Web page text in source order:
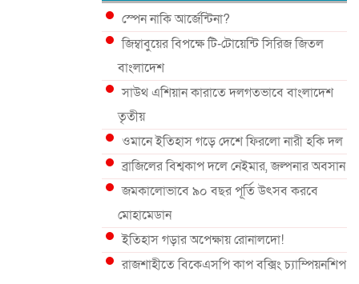
স্পেন নাকি আর্জেন্টিনা?
জিম্বাবুয়ের বিপক্ষে টি-টোয়েন্টি সিরিজ জিতল
বাংলাদেশ
সাউথ এশিয়ান কারাতে দলগতভাবে বাংলাদেশ
তৃতীয়
ওমানে ইতিহাস গড়ে দেশে ফিরলো নারী হকি দল
ব্রাজিলের বিশ্বকাপ দলে নেইমার, জল্পনার অবসান
জমকালোভাবে ৯০ বছর পূর্তি উৎসব করবে
মোহামেডান
ইতিহাস গড়ার অপেক্ষায় রোনালদো!
রাজশাহীতে বিকেএসপি কাপ বক্সিং চ্যাম্পিয়নশিপ